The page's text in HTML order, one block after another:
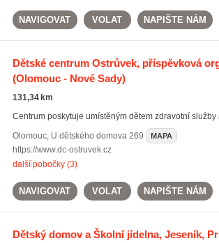
NAVIGOVAT VOLAT NAPIŠTE NÁM
Dětské centrum Ostrůvek, příspěvková
(Olomouc - Nové Sady)
131,34 km
Centrum poskytuje umístěným dětem zdravotní služby
Olomouc, U dětského domova 269 MAPA
https://www.dc-ostruvek.cz
další pobočky (3)
NAVIGOVAT VOLAT NAPIŠTE NÁM
Dětský domov a Školní jídelna, Jeseník,